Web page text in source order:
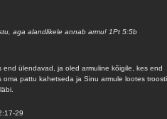
aga alandlikele annab armu! 1Pt 5:5b
ülendavad, ja oled armuline kõigile, kes end
pattu kahetseda ja Sinu armule lootes troosti
29